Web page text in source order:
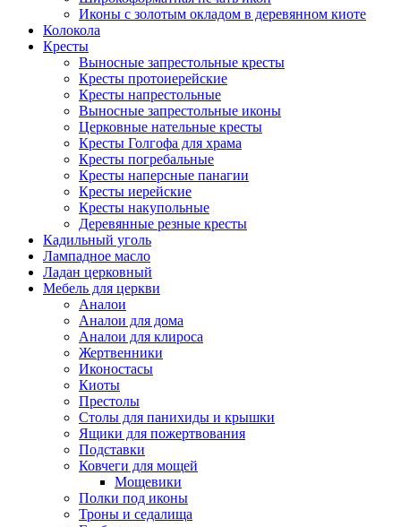
Иконы с золотым окладом в деревянном киоте
Колокола
Кресты
Выносные запрестольные кресты
Кресты протоиерейские
Кресты напрестольные
Выносные запрестольные иконы
Церковные нательные кресты
Кресты Голгофа для храма
Кресты погребальные
Кресты наперсные панагии
Кресты иерейские
Кресты накупольные
Деревянные резные кресты
Кадильный уголь
Лампадное масло
Ладан церковный
Мебель для церкви
Аналои
Аналои для дома
Аналои для клироса
Жертвенники
Иконостасы
Киоты
Престолы
Столы для панихиды и крышки
Ящики для пожертвования
Подставки
Ковчеги для мощей
Мощевики
Полки под иконы
Троны и седалища